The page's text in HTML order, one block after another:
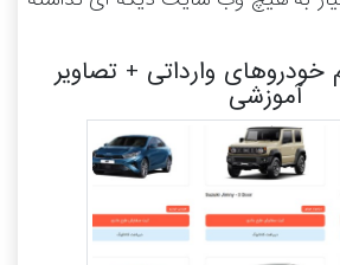
خودروهای وارداتی + تصاویر
آموزشی